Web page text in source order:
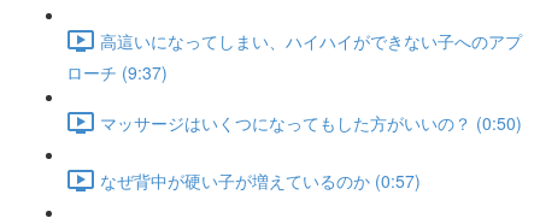
高這いになってしまい、ハイハイができない子へのアプ
ローチ (9:37)
マッサージはいくつになってもした方がいいの？ (0:50)
なぜ背中が硬い子が増えているのか (0:57)